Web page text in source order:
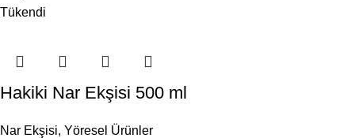
Tükendi
Hakiki Nar Ekşisi 500 ml
Nar Ekşisi, Yöresel Ürünler